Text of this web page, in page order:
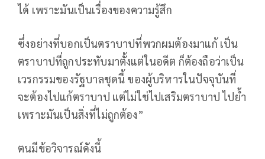
ได้ เพราะมันเป็นเรื่องของความรู้สึก
ซึ่งอย่างที่บอกเป็นตราบาปที่พวกผมต้องมาแก้ เป็น
ตราบาปที่ถูกประทับมาตั้งแต่ในอดีต ก็ต้องถือว่าเป็น
เวรกรรมของรัฐบาลชุดนี้ ของผู้บริหารในปัจจุบันที่
จะต้องไปแก้ตราบาป แต่ไม่ใช่ไปเสริมตราบาป ไปย้ำ
เพราะมันเป็นสิ่งที่ไม่ถูกต้อง”
ตนมีข้อวิจารณ์ดังนี้